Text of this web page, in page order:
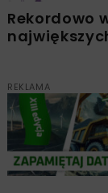
Rekordowo
REKLAMA